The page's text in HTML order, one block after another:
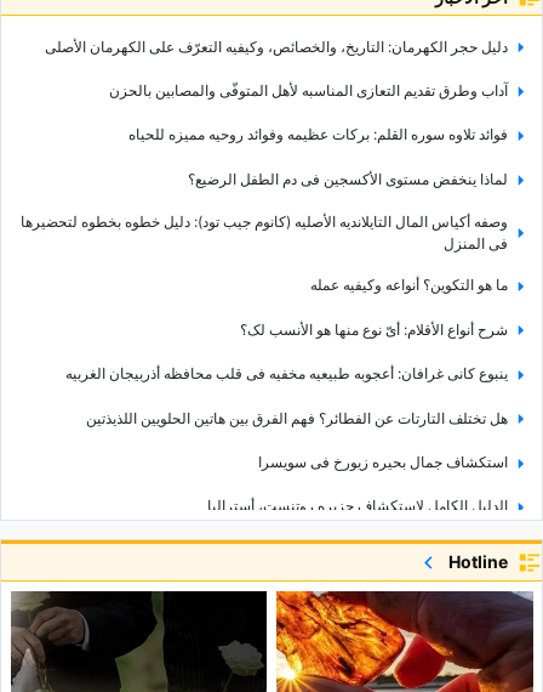
دلیل حجر الکهرمان: التاریخ، والخصائص، وکیفیه التعرّف على الکهرمان الأصلی
آداب وطرق تقدیم التعازی المناسبه لأهل المتوفّى والمصابین بالحزن
فوائد تلاوه سوره القلم: برکات عظیمه وفوائد روحیه ممیزه للحیاه
لماذا ینخفض مستوى الأکسجین فی دم الطفل الرضیع؟
وصفه أکیاس المال التایلاندیه الأصلیه (کانوم جیب تود): دلیل خطوه بخطوه لتحضیرها
فی المنزل
ما هو التکوین؟ أنواعه وکیفیه عمله
شرح أنواع الأقلام: أیّ نوع منها هو الأنسب لک؟
ینبوع کانی غرافان: أعجوبه طبیعیه مخفیه فی قلب محافظه أذربیجان الغربیه
هل تختلف التارتات عن الفطائر؟ فهم الفرق بین هاتین الحلویین اللذیذتین
استکشاف جمال بحیره زیورخ فی سویسرا
الدلیل الکامل لاستکشاف جزیره روتنست، أسترالیا
أفضل هاتف ذکی لتسجیل الفیدیو: أی هاتف یقدم أفضل أداء للکامیرا؟
قمه آدم: الجبل المقدّس للإیمان فی سریلانکا
تحذیر عراقجی غیر المسبوق: الرساله التی دفعت محمد بن سلمان إلى الاتصال
Hotline